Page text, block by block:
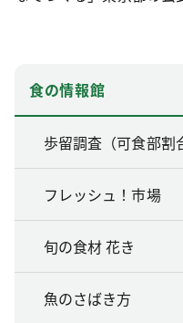
食の情報館
歩留調査（可食部割
フレッシュ！市場
旬の食材 花き
魚のさばき方